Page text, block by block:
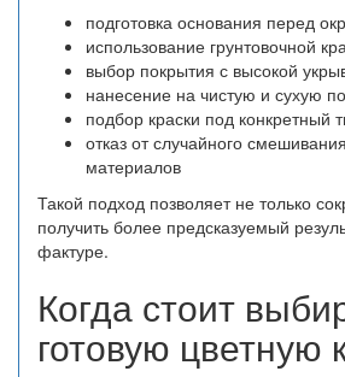
подготовка основания перед
использование грунтовочной
выбор покрытия с высокой
нанесение на чистую и сухую
подбор краски под конкретный
отказ от случайного
материалов
Такой подход позволяет не только
получить более предсказуемый
фактуре.
Когда стоит
готовую цветную